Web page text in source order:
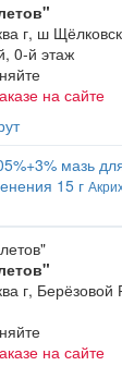
г, ш
0-й этаж
на сайте
мазь
15 г
г, Берёзовой
на сайте